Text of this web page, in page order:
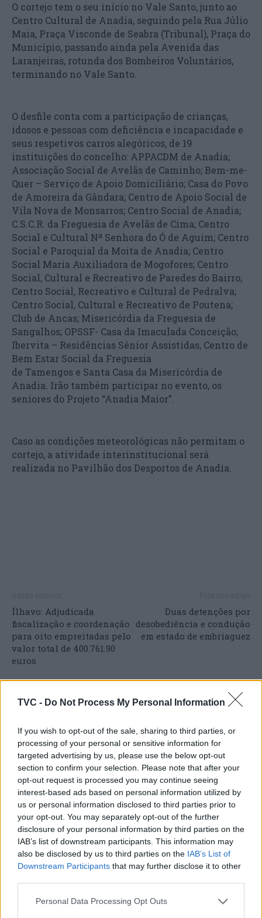
TVC - Do Not Process My Personal Information
If you wish to opt-out of the sale, sharing to third parties, or
processing of your personal or sensitive information for
targeted advertising by us, please use the below opt-out
section to confirm your selection. Please note that after your
opt-out request is processed you may continue seeing
interest-based ads based on personal information utilized by
us or personal information disclosed to third parties prior to
your opt-out. You may separately opt-out of the further
disclosure of your personal information by third parties on the
IAB’s list of downstream participants. This information may
also be disclosed by us to third parties on the IAB’s List of
Downstream Participants that may further disclose it to other
Personal Data Processing Opt Outs
O cortejo tem o seu início no Vale Santo, junto ao
Centro Cultural de Anadia, seguindo pela Rua Júlio
Maia, Praça Visconde de Seabra (Tribunal), Praça do
Município, passando ainda pela Avenida das
Laranjeiras, rotunda dos Bombeiros Voluntários,
terminando no Vale Santo.
O desfile conta com a participação de crianças,
idosos e pessoas com deficiência e incapacidade e
seus respetivos carros alegóricos, de 19
instituições do concelho: APPACDM de Anadia;
Associação Social de Avelãs de Caminho; Bem-me-
Quer – Serviço de Apoio Domiciliário; Casa do Povo
de Amoreira da Gândara; Centro de Apoio Social de
Vila Nova de Monsarros; Centro Social de Anadia;
C.S.C.R. da Freguesia de Avelãs de Cima; Centro
Social e Cultural Nª Senhora do Ó de Aguim; Centro
Social e Paroquial da Moita de Anadia; Centro
Social Maria Auxiliadora de Mogofores; Centro
Social, Cultural e Recreativo de Paredes do Bairro;
Centro Social, Recreativo e Cultural de Pedralva;
Centro Social, Cultural e Recreativo de Poutena;
Club de Ancas; Misericórdia da Freguesia de
Sangalhos; OPSSF- Casa da Imaculada Conceição;
Ibervita – Residências Sénior Assistidas, Centro de
Bem Estar Social da Freguesia
de Tamengos e Santa Casa da Misericórdia de
Anadia. Irão também participar no evento, os
seniores do Projeto “Anadia Maior”.
Caso as condições meteorológicas não permitam o
cortejo, a atividade interinstitucional será
realizada no Pavilhão dos Desportos de Anadia.
Ílhavo: Adjudicada
fiscalização e coordenação
para oito empreitadas pelo
valor total de 400.761.90
euros
Duas detenções por
desobediência e condução
em estado de embriaguez
Deputados do PSD saúdam Banda
Sinfónica da ARMAB pelo 1º lugar no
certame internacional de Valência